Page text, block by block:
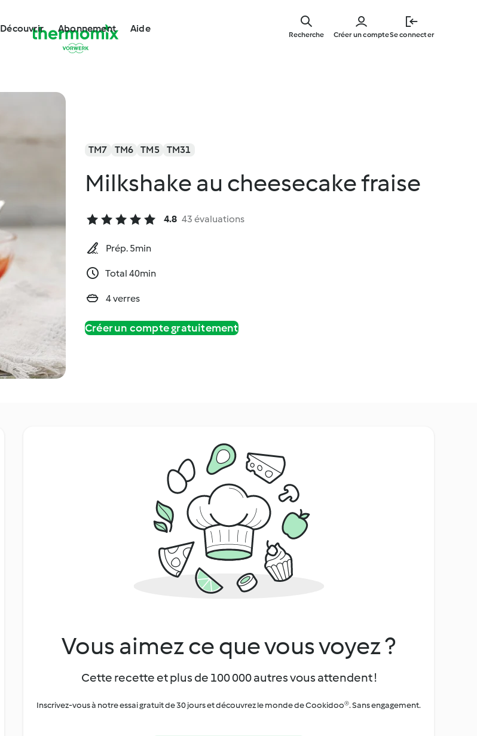
main
Découvrir Abonnement Aide
Créer un compteSe connecter
Recherche
TM7 TM6 TM5 TM31
Milkshake au cheesecake fraise
4.8 43 évaluations
Prép. 5min
Total 40min
4 verres
Créer un compte gratuitement
Vous aimez ce que vous voyez ?
Cette recette et plus de 100 000 autres vous attendent !
Inscrivez-vous à notre essai gratuit de 30 jours et découvrez le monde de Cookidoo®. Sans engagement.